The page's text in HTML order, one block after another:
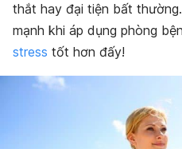
thắt hay đại tiện bất
mạnh khi áp dụng phòng
stress tốt hơn đấy!